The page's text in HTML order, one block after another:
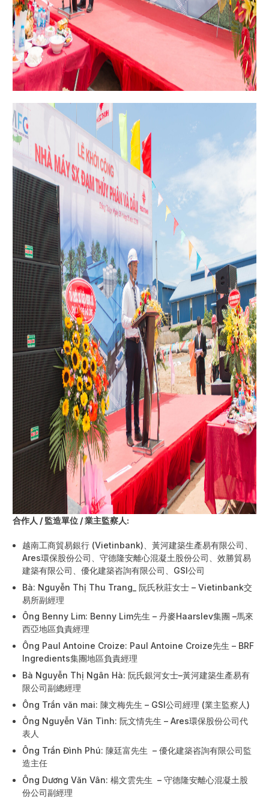
合作人 / 監造單位 / 業主監察人:
越南工商貿易銀行 (Vietinbank)、黃河建築生產易有限公司、
Ares環保股份公司、守德隆安離心混凝土股份公司、效勝貿易
建築有限公司、優化建築咨詢有限公司、GSI公司
Bà: Nguyễn Thị Thu Trang_ 阮氏秋莊女士 – Vietinbank交
易所副經理
Ông Benny Lim: Benny Lim先生 – 丹麥Haarslev集團 –馬來
西亞地區負責經理
Ông Paul Antoine Croize: Paul Antoine Croize先生 – BRF
Ingredients集團地區負責經理
Bà Nguyễn Thị Ngân Hà: 阮氏銀河女士–黃河建築生產易有
限公司副總經理
Ông Trần văn mai: 陳文梅先生 – GSI公司經理 (業主監察人)
Ông Nguyễn Văn Tình: 阮文情先生 – Ares環保股份公司代
表人
Ông Trần Đình Phú: 陳廷富先生 – 優化建築咨詢有限公司監
造主任
Ông Dương Văn Vân: 楊文雲先生 – 守德隆安離心混凝土股
份公司副經理